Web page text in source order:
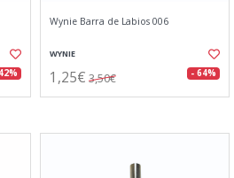
Wynie Barra de Labios 006
WYNIE
1,25€ 3,50€ - 64%